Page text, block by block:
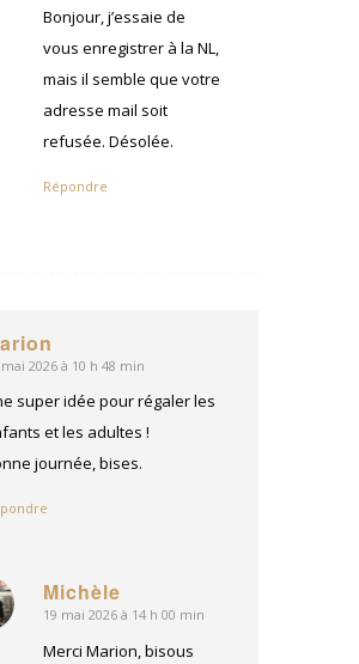
Bonjour, j’essaie de
vous enregistrer à la NL,
mais il semble que votre
adresse mail soit
refusée. Désolée.
Répondre
mai 2026 à 10 h 48 min
super idée pour régaler les
et les adultes !
journée, bises.
Michèle
dit
19 mai 2026 à 14 h 00 min
Merci Marion, bisous